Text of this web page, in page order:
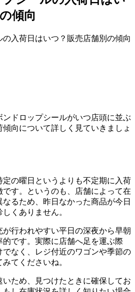
傾向
入荷日はいつ？販売店舗別の傾向
ドロップシールがいつ店頭に並ぶ
向について詳しく見ていきましょ
定の曜日というよりも不定期に入荷
す。というのも、店舗によって在
るため、昨日なかった商品が今日
くありません。
行われやすい平日の深夜から早朝
です。実際に店舗へ足を運ぶ際
なく、レジ付近のワゴンや季節の
てくださいね。
いため、見つけたときに確保してお